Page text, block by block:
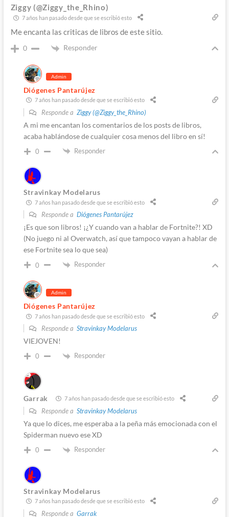
Ziggy (@Ziggy_the_Rhino)
7 años han pasado desde que se escribió esto
Me encanta las criticas de libros de este sitio.
0 Responder
Admin
Diógenes Pantarújez
7 años han pasado desde que se escribió esto
Responde a Ziggy (@Ziggy_the_Rhino)
A mi me encantan los comentarios de los posts de libros,
acaba hablándose de cualquier cosa menos del libro en sí!
0 Responder
Stravinkay Modelarus
7 años han pasado desde que se escribió esto
Responde a Diógenes Pantarújez
¡Es que son libros! ¡¿Y cuando van a hablar de Fortnite?! XD
(No juego ni al Overwatch, así que tampoco vayan a hablar de
ese Fortnite sea lo que sea)
0 Responder
Admin
Diógenes Pantarújez
7 años han pasado desde que se escribió esto
Responde a Stravinkay Modelarus
VIEJOVEN!
0 Responder
Garrak 7 años han pasado desde que se escribió esto
Responde a Stravinkay Modelarus
Ya que lo dices, me esperaba a la peña más emocionada con el
Spiderman nuevo ese XD
0 Responder
Stravinkay Modelarus
7 años han pasado desde que se escribió esto
Responde a Garrak